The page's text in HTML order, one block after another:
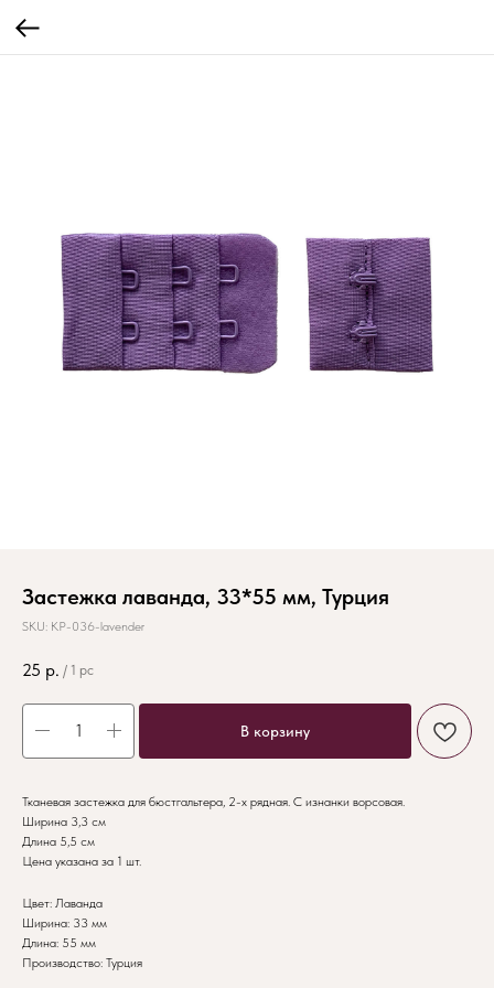
Застежка лаванда, 33*55 мм, Турция
SKU: KP-036-lavender
25 р. / 1 pc
В корзину
Тканевая застежка для бюстгальтера, 2-х рядная. С изнанки ворсовая.
Ширина 3,3 см
Длина 5,5 см
Цена указана за 1 шт.
Цвет: Лаванда
Ширина: 33 мм
Длина: 55 мм
Производство: Турция